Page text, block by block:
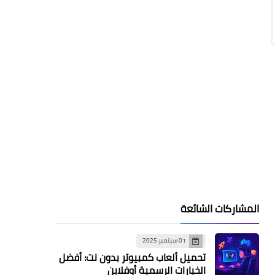
المشاركات الشائعة
01 سبتمبر 2025
تحميل ألعاب كمبيوتر بدون نت: أفضل
الخيارات الرسمية أوفلاين